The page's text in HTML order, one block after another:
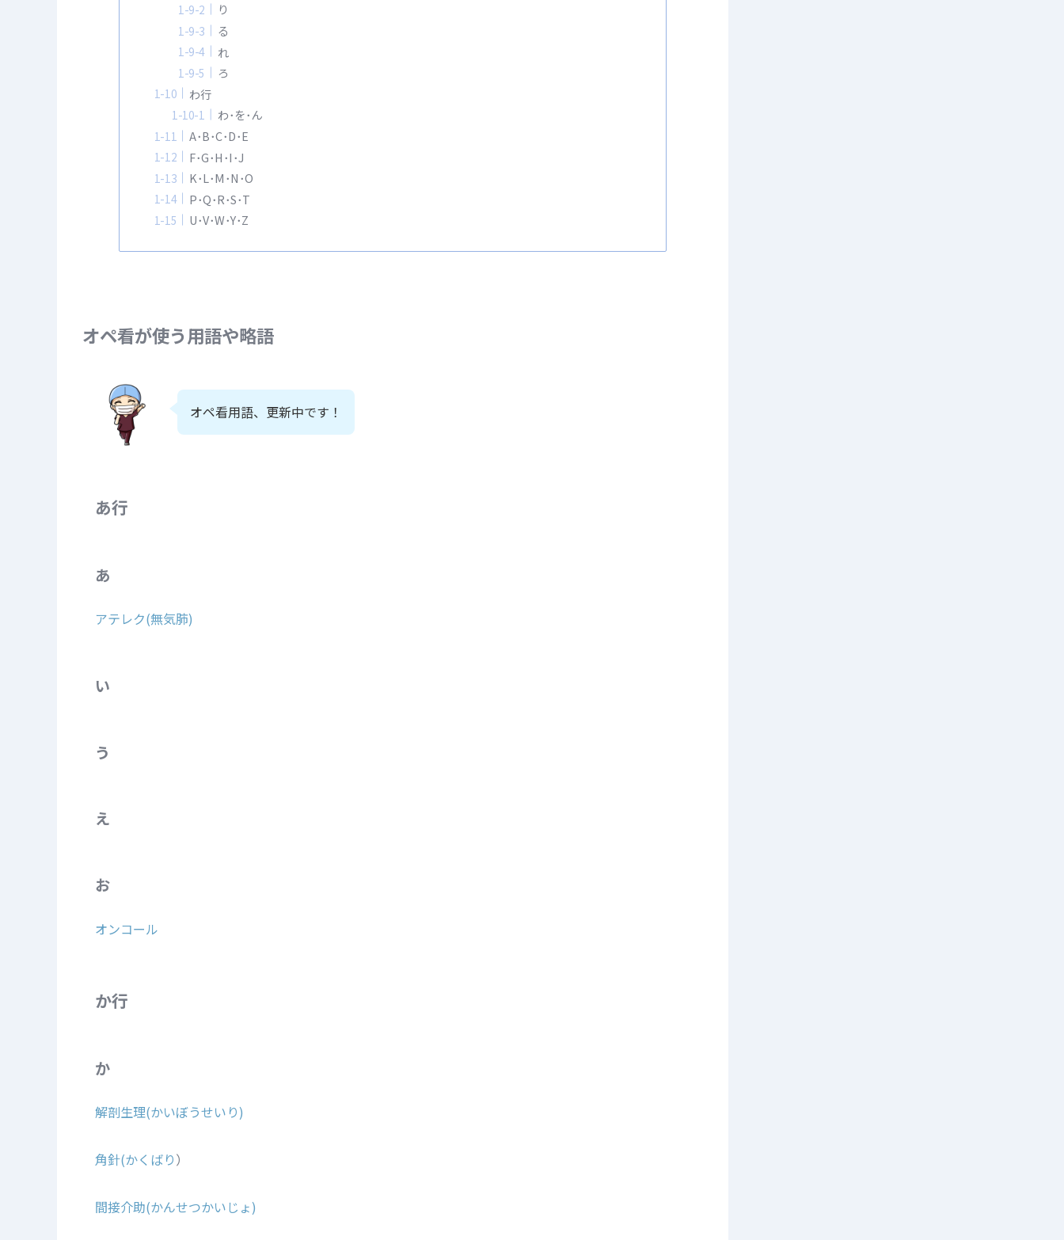
り
る
れ
ろ
わ行
わ･を･ん
A･B･C･D･E
F･G･H･I･J
K･L･M･N･O
P･Q･R･S･T
U･V･W･Y･Z
オペ看が使う用語や略語
オペ看用語、更新中です！
あ行
あ
アテレク(無気肺)
い
う
え
お
オンコール
か行
か
解剖生理(かいぼうせいり)
角針(かくばり）
間接介助(かんせつかいじょ)